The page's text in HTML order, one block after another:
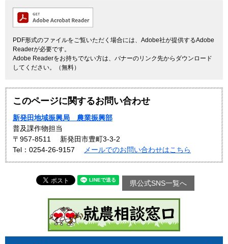
PDF形式のファイルをご覧いただく場合には、Adobe社が提供するAdobe
Readerが必要です。
Adobe Readerをお持ちでない方は、バナーのリンク先からダウンロード
してください。（無料）
このページに関するお問い合わせ
新発田地域振興局 農業振興部
普及課作物担当
〒957-8511
新発田市豊町3-3-2
Tel：0254-26-9157
メールでのお問い合わせはこちら
県公式SNS一覧へ